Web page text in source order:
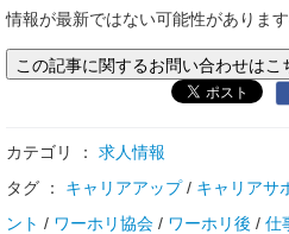
情報が最新ではない可能性がありま
この記事に関するお問い合わせはこ
カテゴリ ： 求人情報
タグ ： キャリアアップ/ キャリアサ
ント / ワーホリ協会 / ワーホリ後 / 仕